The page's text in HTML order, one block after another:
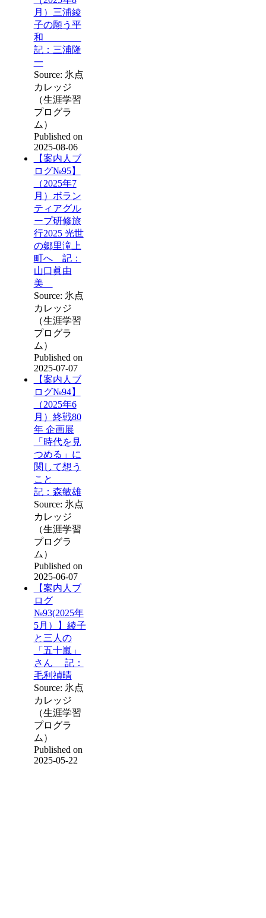
月）三浦綾
子の願う平
和
記：三浦隆
一
Source: 氷点
カレッジ
（生涯学習
プログラ
ム）
Published on
2025-08-06
【案内人ブ
ログ№95】
（2025年7
月）ボラン
ティアグル
ープ研修旅
行2025 光世
の郷里滝上
町へ 記：
山口眞由
美
Source: 氷点
カレッジ
（生涯学習
プログラ
ム）
Published on
2025-07-07
【案内人ブ
ログ№94】
（2025年6
月）終戦80
年 企画展
「時代を見
つめる」に
関して想う
こと
記：森敏雄
Source: 氷点
カレッジ
（生涯学習
プログラ
ム）
Published on
2025-06-07
【案内人ブ
ログ
№93(2025年
5月）】綾子
と三人の
「五十嵐」
さん 記：
毛利禎晴
Source: 氷点
カレッジ
（生涯学習
プログラ
ム）
Published on
2025-05-22